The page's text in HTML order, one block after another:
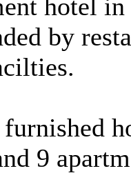
hotel
by
9